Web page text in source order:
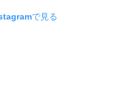
で見る